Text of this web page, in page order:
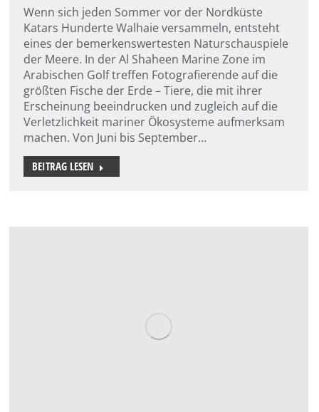
Wenn sich jeden Sommer vor der Nordküste
Katars Hunderte Walhaie versammeln, entsteht
eines der bemerkenswertesten Naturschauspiele
der Meere. In der Al Shaheen Marine Zone im
Arabischen Golf treffen Fotografierende auf die
größten Fische der Erde – Tiere, die mit ihrer
Erscheinung beeindrucken und zugleich auf die
Verletzlichkeit mariner Ökosysteme aufmerksam
machen. Von Juni bis September…
BEITRAG LESEN